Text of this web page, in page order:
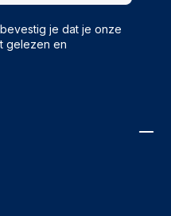
je dat je onze
gelezen en